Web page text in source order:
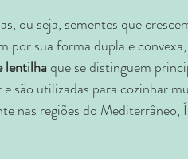
ou seja, sementes que
por sua forma dupla e
lentilhaque se distinguem
são utilizadas para cozinhar
nas regiões do Mediterrâneo,